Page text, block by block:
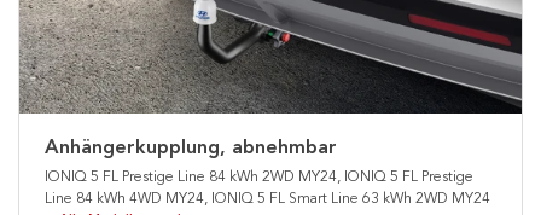
Anhängerkupplung, abnehmbar
IONIQ 5 FL Prestige Line 84 kWh 2WD MY24, IONIQ 5 FL Prestige
Line 84 kWh 4WD MY24, IONIQ 5 FL Smart Line 63 kWh 2WD MY24